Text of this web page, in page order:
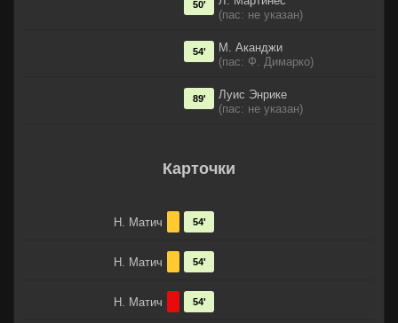
(пас: не указан)
50'
М. Аканджи
(пас: Ф. Димарко)
54'
Луис Энрике
(пас: не указан)
89'
Карточки
Н. Матич 54'
Н. Матич 54'
Н. Матич 54'